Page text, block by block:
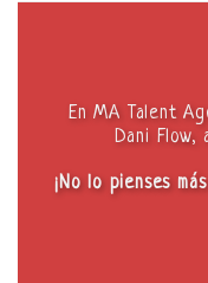
En MA Talent
Dani Flow,
¡No lo pienses